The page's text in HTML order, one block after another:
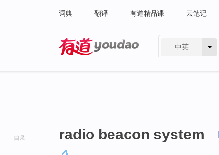
词典 翻译 有道精品课 云笔记
中英
目录 radio beacon system